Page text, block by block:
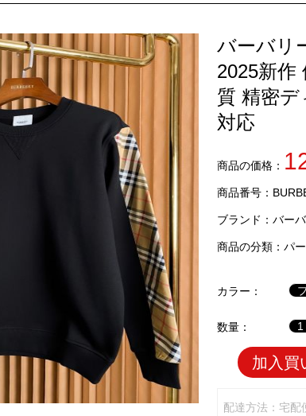
ーコピー バッグ最新モデルが登場。上質な仕上がりをお見
バーバリ
2025新作
質 精密デ
対応
商品の価格：
商品番号：
ブランド： バー
商品の分類： パ
カラー：
数量：
加入買
配達方法：宅配